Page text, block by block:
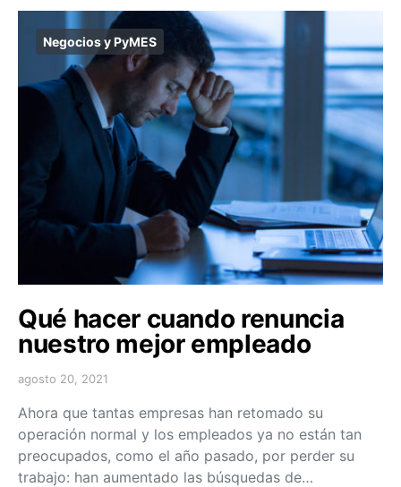
Negocios y PyMES
Qué hacer cuando renuncia
nuestro mejor empleado
agosto 20, 2021
Ahora que tantas empresas han retomado su
operación normal y los empleados ya no están tan
preocupados, como el año pasado, por perder su
trabajo: han aumentado las búsquedas de…